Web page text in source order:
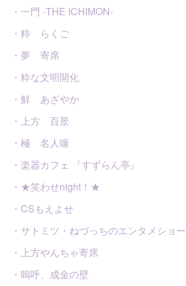
・一門 -THE ICHIMON-
・粋 らくご
・夢 寄席
・粋な文明開化
・鮮 あざやか
・上方 百景
・極 名人噺
・楽器カフェ 『すずらん亭』
・★笑わせnight！★
・CSもえよせ
・サトミツ・ねづっちのエンタメショー
・上方やんちゃ寄席
・嗚呼、成金の壁